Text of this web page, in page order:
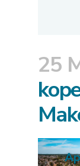
25